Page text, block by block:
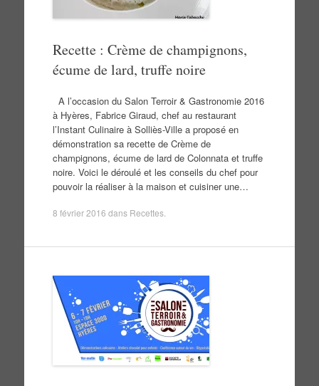
Recette : Crème de champignons,
écume de lard, truffe noire
A l’occasion du Salon Terroir & Gastronomie 2016
à Hyères, Fabrice Giraud, chef au restaurant
l’Instant Culinaire à Solliès-Ville a proposé en
démonstration sa recette de Crème de
champignons, écume de lard de Colonnata et truffe
noire. Voici le déroulé et les conseils du chef pour
pouvoir la réaliser à la maison et cuisiner une…
8 février 2016 dans Recettes.